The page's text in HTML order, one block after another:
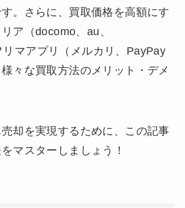
。さらに、買取価格を高額にす
ア（docomo、au、
マアプリ（メルカリ、PayPay
々な買取方法のメリット・デメ
却を実現するために、この記事
マスターしましょう！